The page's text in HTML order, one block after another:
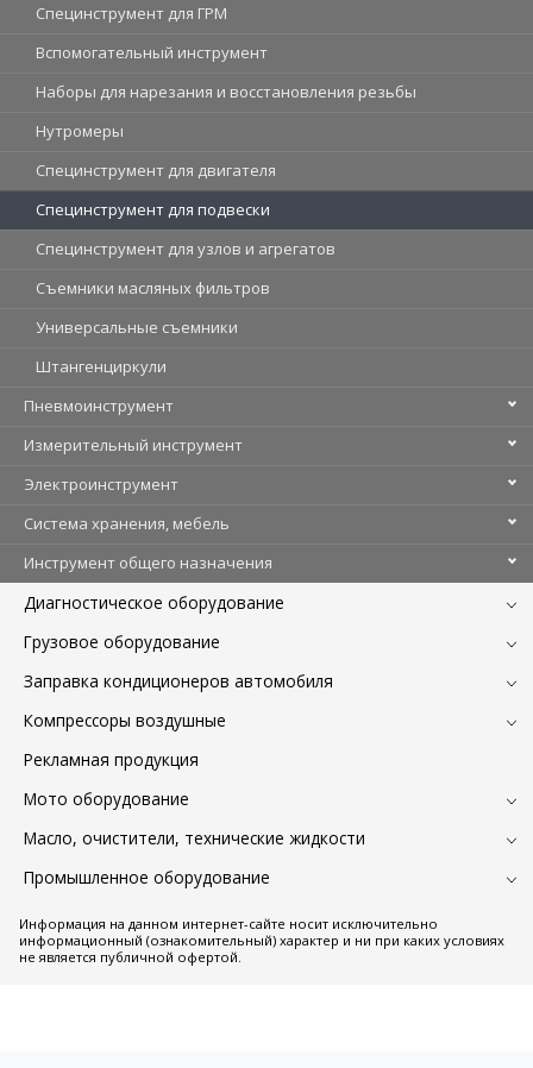
Специнструмент для ГРМ
Вспомогательный инструмент
Наборы для нарезания и восстановления резьбы
Нутромеры
Специнструмент для двигателя
Специнструмент для подвески
Специнструмент для узлов и агрегатов
Съемники масляных фильтров
Универсальные съемники
Штангенциркули
Пневмоинструмент
Измерительный инструмент
Электроинструмент
Система хранения, мебель
Инструмент общего назначения
Диагностическое оборудование
Грузовое оборудование
Заправка кондиционеров автомобиля
Компрессоры воздушные
Рекламная продукция
Мото оборудование
Масло, очистители, технические жидкости
Промышленное оборудование
Информация на данном интернет-сайте носит исключительно
информационный (ознакомительный) характер и ни при каких условиях
не является публичной офертой.